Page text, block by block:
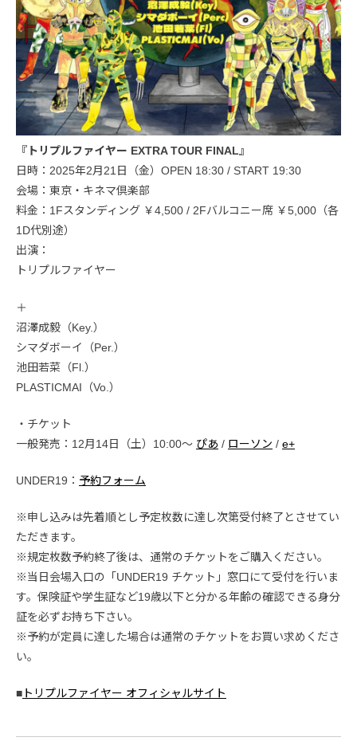
『トリプルファイヤー EXTRA TOUR FINAL』
日時：2025年2月21日（金）OPEN 18:30 / START 19:30
会場：東京・キネマ倶楽部
料金：1Fスタンディング ￥4,500 / 2Fバルコニー席 ￥5,000（各
1D代別途）
出演：
トリプルファイヤー
＋
沼澤成毅（Key.）
シマダボーイ（Per.）
池田若菜（Fl.）
PLASTICMAI（Vo.）
・チケット
一般発売：12月14日（土）10:00〜 ぴあ / ローソン / e+
UNDER19： 予約フォーム
※申し込みは先着順とし予定枚数に達し次第受付終了とさせてい
ただきます。
※規定枚数予約終了後は、通常のチケットをご購入ください。
※当日会場入口の「UNDER19 チケット」窓口にて受付を行いま
す。保険証や学生証など19歳以下と分かる年齢の確認できる身分
証を必ずお持ち下さい。
※予約が定員に達した場合は通常のチケットをお買い求めくださ
い。
■ トリプルファイヤー オフィシャルサイト